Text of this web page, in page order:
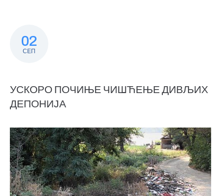
02
СЕП
УСКОРО ПОЧИЊЕ ЧИШЋЕЊЕ ДИВЉИХ
ДЕПОНИЈА